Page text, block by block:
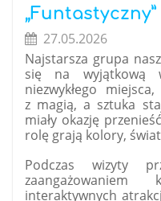
Tak
świętowaliśmy
w
naszej
szkole!
:
27.05.2026
Najstarsza grupa
się na wyjątkową
niezwykłego
z magią, a sztuka
miały okazję
rolę grają kolory,
Podczas wizyty
interaktywnych